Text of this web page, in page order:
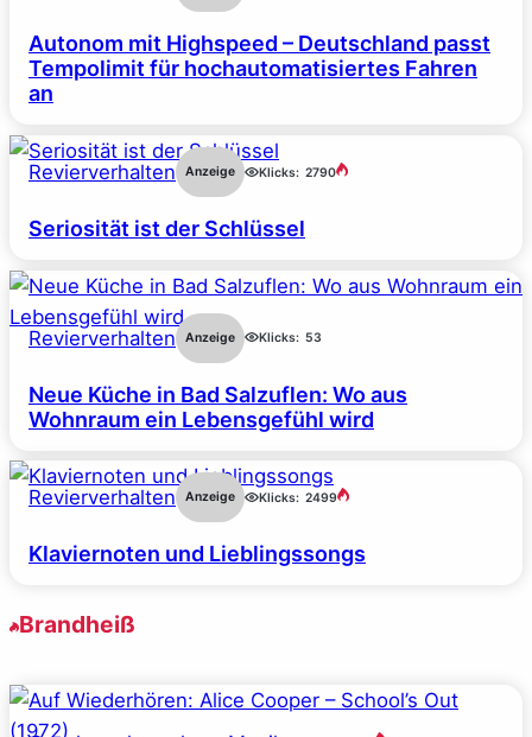
Autonom mit Highspeed – Deutschland passt
Tempolimit für hochautomatisiertes Fahren
an
Revierverhalten Anzeige Klicks: 2790
Seriosität ist der Schlüssel
Revierverhalten Anzeige Klicks: 53
Neue Küche in Bad Salzuflen: Wo aus
Wohnraum ein Lebensgefühl wird
Revierverhalten Anzeige Klicks: 2499
Klaviernoten und Lieblingssongs
Brandheiß